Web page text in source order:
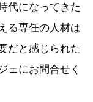
代になってきた
る専任の人材は
だと感じられた
ェにお問合せく